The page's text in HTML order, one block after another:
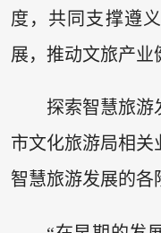
度，共同支撑遵
展，推动文旅产业
探索智慧旅游
市文化旅游局相关
智慧旅游发展的各